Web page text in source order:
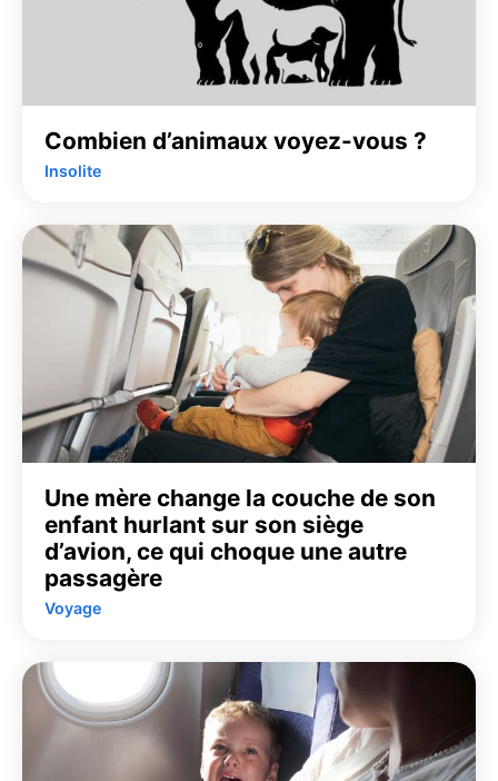
Combien d’animaux voyez-vous ?
Insolite
Une mère change la couche de son
enfant hurlant sur son siège
d’avion, ce qui choque une autre
passagère
Voyage